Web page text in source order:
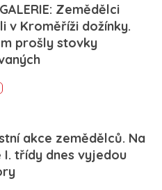
Zemědělci
v Kroměříži dožínky.
prošly stovky
akce zemědělců. Na
I. třídy dnes vyjedou